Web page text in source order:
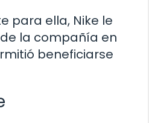
para ella, Nike le
la compañía en
beneficiarse